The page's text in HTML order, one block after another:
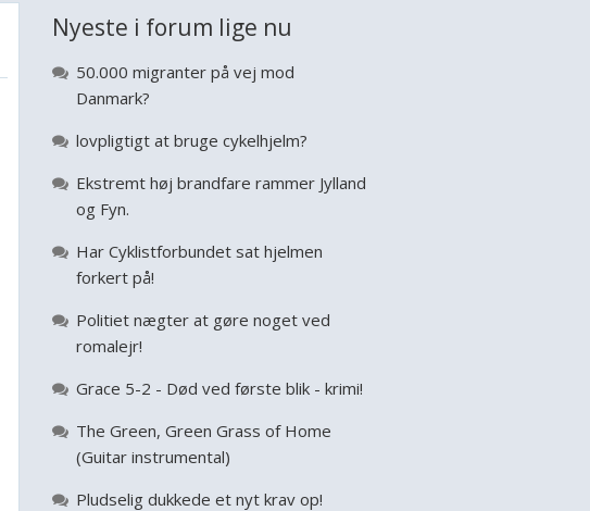
Nyeste i forum lige nu
50.000 migranter på vej mod
Danmark?
lovpligtigt at bruge cykelhjelm?
Ekstremt høj brandfare rammer Jylland
og Fyn.
Har Cyklistforbundet sat hjelmen
forkert på!
Politiet nægter at gøre noget ved
romalejr!
Grace 5-2 - Død ved første blik - krimi!
The Green, Green Grass of Home
(Guitar instrumental)
Pludselig dukkede et nyt krav op!